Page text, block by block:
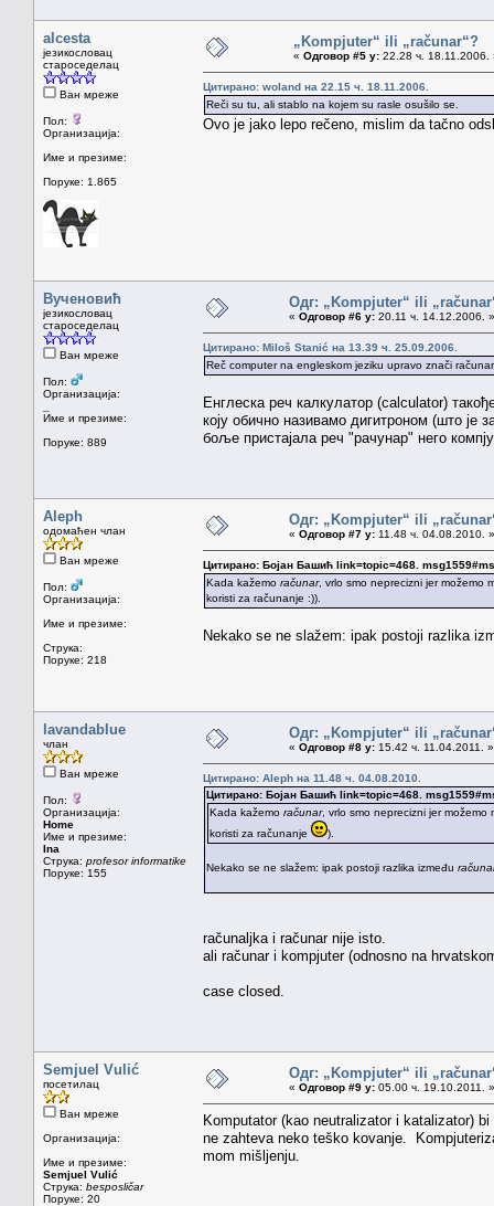
alcesta
језикословац
староседелац
Ван мреже
Пол:
Организација:
Име и презиме:
Поруке: 1.865
„Kompjuter“ ili „računar“?
« Одговор #5 у: 22.28 ч. 18.11.2006.
Цитирано: woland на 22.15 ч. 18.11.2006.
Reči su tu, ali stablo na kojem su rasle osušilo se.
Ovo je jako lepo rečeno, mislim da tačno
Вученовић
језикословац
староседелац
Ван мреже
Пол:
Организација:
Име и презиме:
Поруке: 889
Одг: „Kompjuter“ ili
« Одговор #6 у: 20.11 ч. 14.12.2006. »
Цитирано: Miloš Stanić на 13.39 ч. 25.09.2006.
Reč computer na engleskom jeziku upravo znači
Енглеска реч калкулатор (calculator)
коју обично називамо дигитроном (што је
боље пристајала реч "рачунар" него
Aleph
одомаћен члан
Ван мреже
Пол:
Организација:
Име и презиме:
Струка:
Поруке: 218
Одг: „Kompjuter“ ili
« Одговор #7 у: 11.48 ч. 04.08.2010. »
Цитирано: Бојан Башић link=topic=468.
Kada kažemo računar, vrlo smo neprecizni jer možemo
koristi za računanje :)).
Nekako se ne slažem: ipak postoji razlika
lavandablue
члан
Ван мреже
Пол:
Организација:
Home
Име и презиме:
Ina
Струка: profesor informatike
Поруке: 155
Одг: „Kompjuter“ ili
« Одговор #8 у: 15.42 ч. 11.04.2011. »
Цитирано: Aleph на 11.48 ч. 04.08.2010.
Цитирано: Бојан Башић link=topic=468.
Kada kažemo računar, vrlo smo neprecizni jer
koristi za računanje
).
Nekako se ne slažem: ipak postoji razlika između
računaljka i računar nije isto.
ali računar i kompjuter (odnosno na
case closed.
Semjuel Vulić
посетилац
Ван мреже
Организација:
Име и презиме:
Semjuel Vulić
Струка: besposličar
Поруке: 20
Одг: „Kompjuter“ ili
« Одговор #9 у: 05.00 ч. 19.10.2011. »
Komputator (kao neutralizator i katalizator)
ne zahteva neko teško kovanje.
mom mišljenju.